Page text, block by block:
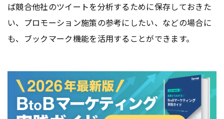
ば競合他社のツイートを分析するために保存しておきた
い、プロモーション施策の参考にしたい、などの場合に
も、ブックマーク機能を活用することができます。